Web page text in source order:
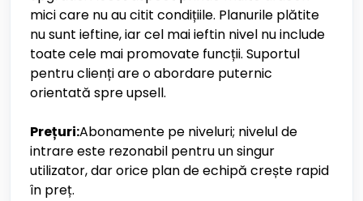
mici care nu au citit condițiile. Planurile plătite
nu sunt ieftine, iar cel mai ieftin nivel nu include
toate cele mai promovate funcții. Suportul
pentru clienți are o abordare puternic
orientată spre upsell.
Prețuri:Abonamente pe niveluri; nivelul de
intrare este rezonabil pentru un singur
utilizator, dar orice plan de echipă crește rapid
în preț.